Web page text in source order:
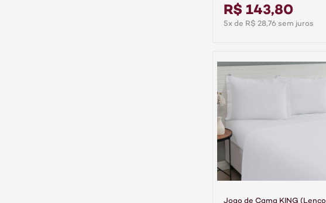
R$ 143,80
5x de R$ 28,76 sem juros
Jogo de Cama KING (Lençol